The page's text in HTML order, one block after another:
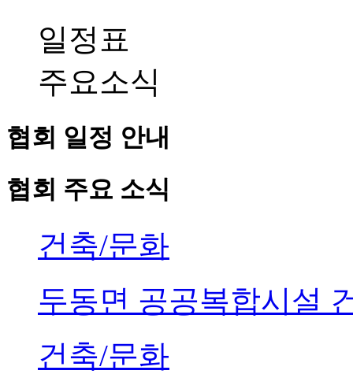
일정표
주요소식
협회 일정 안내
협회 주요 소식
건축/문화
두동면 공공복합시설
건축/문화